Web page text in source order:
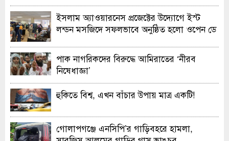
ইসলাম অ্যাওয়ারনেস প্রজেক্টের উদ্যোগে ইস্ট
লন্ডন মসজিদে সফলভাবে অনুষ্ঠিত হলো ওপেন ডে
পাক নাগরিকদের বিরুদ্ধে আমিরাতের ‘নীরব
নিষেধাজ্ঞা’
হুকিতে বিশ্ব, এখন বাঁচার উপায় মাত্র একটি!
গোলাপগঞ্জে এনসিপি’র গাড়িবহরে হামলা,